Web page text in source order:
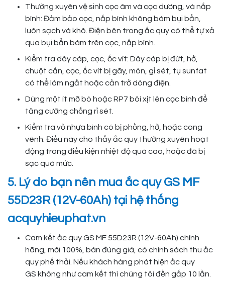
Thường xuyên vệ sinh cọc âm và cọc dương, và nắp
bình: Đảm bảo cọc, nắp bình không bám bụi bẩn,
luôn sạch và khô. Điện bên trong ắc quy có thể tự xả
qua bụi bẩn bám trên cọc, nắp bình.
Kiểm tra dây cáp, cọc, ốc vít: Dây cáp bị đứt, hở,
chuột cắn, cọc, ốc vít bị gãy, mòn, gỉ sét, tụ sunfat
có thể làm ngắt hoặc cản trở dòng điện.
Dùng một ít mỡ bò hoặc RP7 bôi xịt lên cọc bình để
tăng cường chống rỉ sét.
Kiểm tra vỏ nhựa bình có bị phồng, hở, hoặc cong
vênh. Điều này cho thấy ắc quy thường xuyên hoạt
động trong điều kiện nhiệt độ quá cao, hoặc đã bị
sạc quá mức.
5. Lý do bạn nên mua ắc quy GS MF
55D23R (12V-60Ah) tại hệ thống
acquyhieuphat.vn
Cam kết ắc quy GS MF 55D23R (12V-60Ah) chính
hãng, mới 100%, bán đúng giá, có chính sách thu ắc
quy phế thải. Nếu khách hàng phát hiện ắc quy
GS không như cam kết thì chúng tôi đền gấp 10 lần.